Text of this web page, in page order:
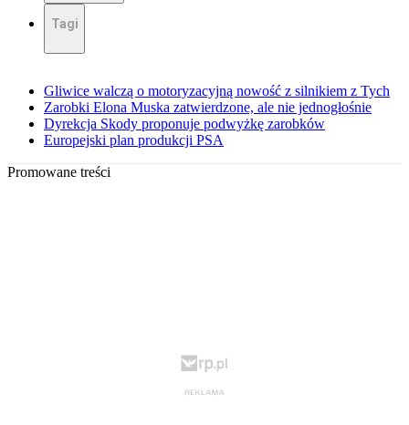
Tagi
Gliwice walczą o motoryzacyjną nowość z silnikiem z Tych
Zarobki Elona Muska zatwierdzone, ale nie jednogłośnie
Dyrekcja Skody proponuje podwyżkę zarobków
Europejski plan produkcji PSA
Promowane treści